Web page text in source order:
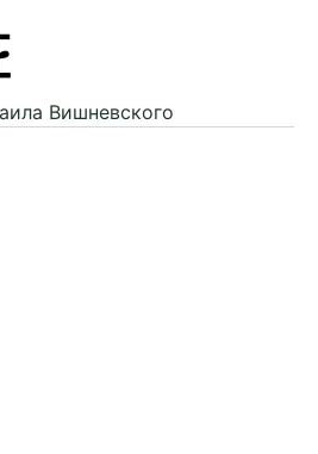
Вишневского